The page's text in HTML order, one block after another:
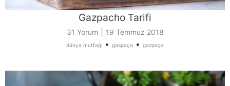
Gazpacho Tarifi
31 Yorum 19 Temmuz 2018
dünya mutfağı • gaspaço • gazpaço